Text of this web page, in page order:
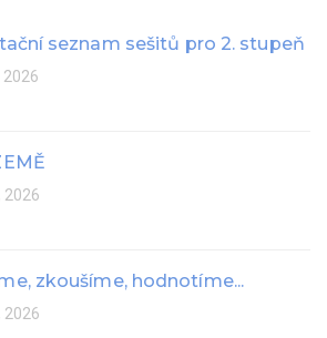
seznam sešitů pro 2. stupeň
2026
2026
zkoušíme, hodnotíme...
2026